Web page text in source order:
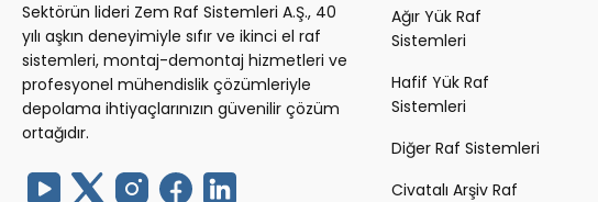
Sektörün lideri Zem Raf Sistemleri A.Ş., 40
yılı aşkın deneyimiyle sıfır ve ikinci el raf
sistemleri, montaj-demontaj hizmetleri ve
profesyonel mühendislik çözümleriyle
depolama ihtiyaçlarınızın güvenilir çözüm
ortağıdır.
Ağır Yük Raf
Sistemleri
Hafif Yük Raf
Sistemleri
Diğer Raf Sistemleri
Civatalı Arşiv Raf